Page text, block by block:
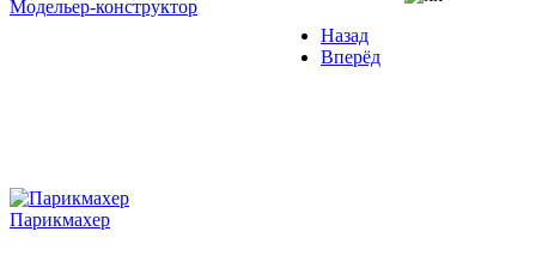
Модельер-конструктор
Парикмахер
Назад
Вперёд